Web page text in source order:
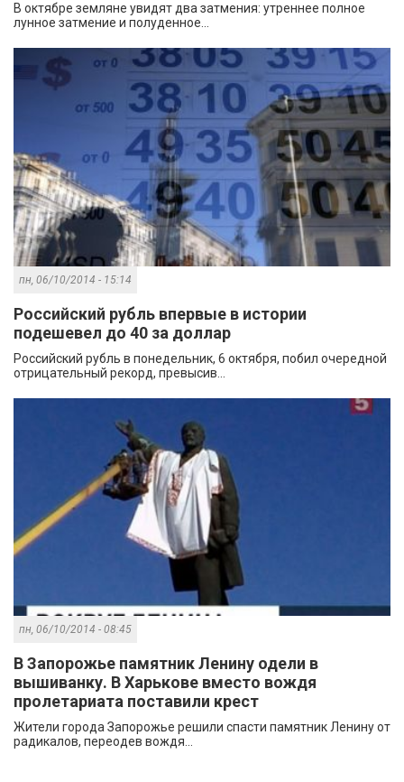
В октябре земляне увидят два затмения: утреннее полное
лунное затмение и полуденное...
пн, 06/10/2014 - 15:14
Российский рубль впервые в истории
подешевел до 40 за доллар
Российский рубль в понедельник, 6 октября, побил очередной
отрицательный рекорд, превысив...
пн, 06/10/2014 - 08:45
В Запорожье памятник Ленину одели в
вышиванку. В Харькове вместо вождя
пролетариата поставили крест
Жители города Запорожье решили спасти памятник Ленину от
радикалов, переодев вождя...